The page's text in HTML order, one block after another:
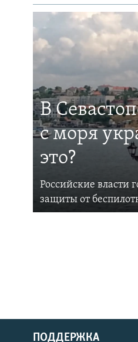
В
с моря
это?
Российские власти
защиты от
ПОДДЕРЖКА